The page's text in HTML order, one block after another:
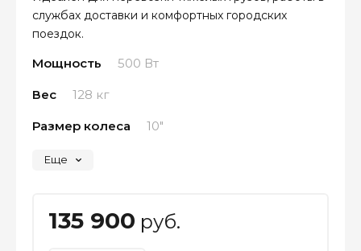
службах доставки и комфортных городских
поездок.
Мощность 500 Вт
Вес 128 кг
Размер колеса 10"
Еще
135 900 руб.